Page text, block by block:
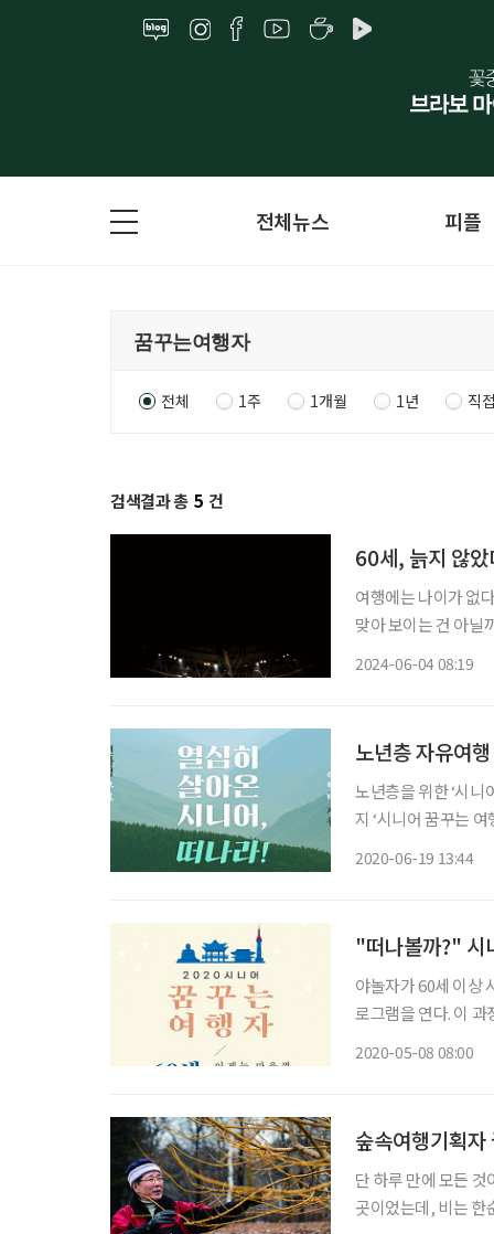
전체뉴스 피플
전체 1주 1개월 1년 직
검색결과 총 5 건
60세, 늙지 않
여행에는 나이가 없
맞아 보이는 건 아닐
2024-06-04 08:19
노년층 자유여
노년층을 위한 ‘시니
지 ‘시니어 꿈꾸는
2020-06-19 13:44
"떠나볼까?" 시
야놀자가 60세 이상
로그램을 연다. 이
2020-05-08 08:00
숲속여행기획자
단 하루 만에 모든
곳이었는데, 비는 한